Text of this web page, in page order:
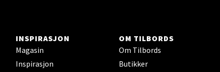
INSPIRASJON
Magasin
Inspirasjon
OM TILBORDS
Om Tilbords
Butikker